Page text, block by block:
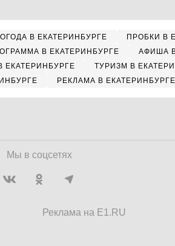
В ЕКАТЕРИНБУРГЕ
ПРОБКИ В
В ЕКАТЕРИНБУРГЕ
АФИША
ЕКАТЕРИНБУРГЕ
ТУРИЗМ В
РЕКЛАМА В ЕКАТЕРИНБУРГЕ
Мы в соцсетях
Реклама на E1.RU